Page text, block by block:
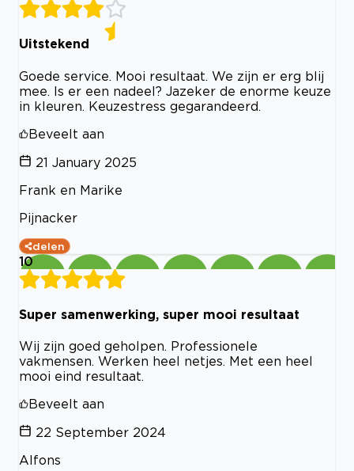
Uitstekend
Goede service. Mooi resultaat. We zijn er erg blij
mee. Is er een nadeel? Jazeker de enorme keuze
in kleuren. Keuzestress gegarandeerd.
Beveelt aan
21 January 2025
Frank en Marike
Pijnacker
delen
10
Super samenwerking, super mooi resultaat
Wij zijn goed geholpen. Professionele
vakmensen. Werken heel netjes. Met een heel
mooi eind resultaat.
Beveelt aan
22 September 2024
Alfons